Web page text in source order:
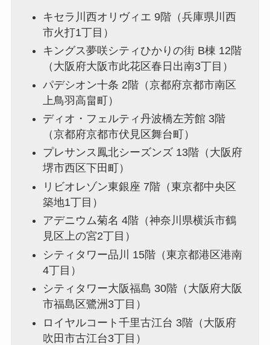
キセラ川西オリヴィエ 9階（兵庫県川西
市火打1丁目）
キングス夢咲シティひかりの街 B棟 12階
（大阪府大阪市此花区春日出南3丁目）
パデシオン十条 2階（京都府京都市南区
上鳥羽高畠町）
ディオ・フェルティ丹波橋左芳館 3階
（京都府京都市伏見区舞台町）
プレサンス鳳北シーズンズ 13階（大阪府
堺市西区下田町）
リビオレゾン東銀座 7階（東京都中央区
築地1丁目）
アデニウム菊名 4階（神奈川県横浜市鶴
見区上の宮2丁目）
シティタワー品川 15階（東京都港区港南
4丁目）
シティタワー大阪福島 30階（大阪府大阪
市福島区鷺洲3丁目）
ロイヤルコート千里古江台 3階（大阪府
吹田市古江台3丁目）